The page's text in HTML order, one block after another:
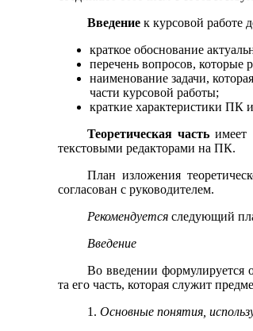
Введениек курсовой работе
краткое обоснование
перечень вопросов, которые
наименование задачи,
части курсовой работы;
краткие характеристики ПК
Теоретическая часть имеет
текстовыми редакторами на ПК.
План изложения
согласован с руководителем.
Рекомендуетсяследующий
Введение
Во введении формулируется
та его часть, которая служит
1. Основные понятия,